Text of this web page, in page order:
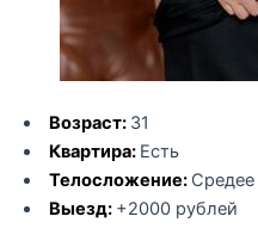
Возраст: 31
Квартира: Есть
Телосложение: Средее
Выезд: +2000 рублей